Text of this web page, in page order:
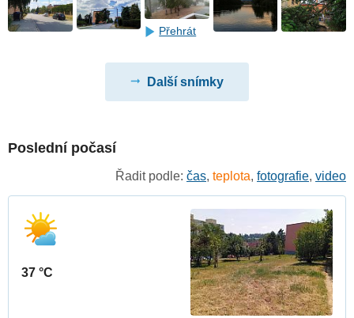
Přehrát
Další snímky
Poslední počasí
Řadit podle: čas, teplota, fotografie, video
37 °C